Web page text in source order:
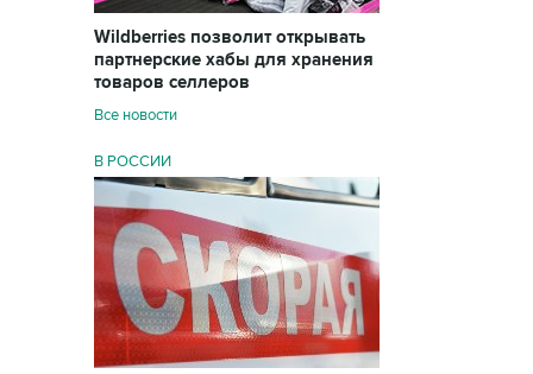
Wildberries позволит открывать
партнерские хабы для хранения
товаров селлеров
Все новости
В РОССИИ